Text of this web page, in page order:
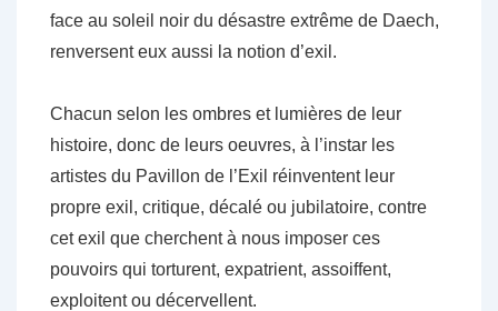
face au soleil noir du désastre extrême de Daech,
renversent eux aussi la notion d’exil.
Chacun selon les ombres et lumières de leur
histoire, donc de leurs oeuvres, à l’instar les
artistes du Pavillon de l’Exil réinventent leur
propre exil, critique, décalé ou jubilatoire, contre
cet exil que cherchent à nous imposer ces
pouvoirs qui torturent, expatrient, assoiffent,
exploitent ou décervellent.